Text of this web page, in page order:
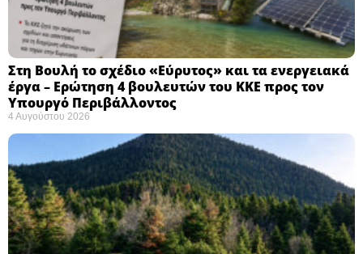
Στη Βουλή το σχέδιο «Εύρυτος» και τα ενεργειακά
έργα – Ερώτηση 4 βουλευτών του ΚΚΕ προς τον
Υπουργό Περιβάλλοντος
4 Αυγούστου 2026